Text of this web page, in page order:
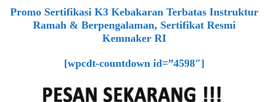
Promo Sertifikasi K3 Kebakaran Terbatas Instruktur
Ramah & Berpengalaman, Sertifikat Resmi
Kemnaker RI
[wpcdt-countdown id=”4598″]